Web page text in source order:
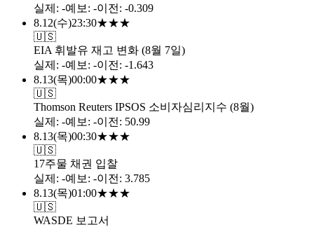
실제 : -예보 : -이전 : -0.309
8.12(수)23:30★★★
🇺🇸
EIA 휘발유 재고 변화 (8월 7일)
실제 : -예보 : -이전 : -1.643
8.13(목)00:00★★★
🇺🇸
Thomson Reuters IPSOS 소비자심리지수 (8월)
실제 : -예보 : -이전 : 50.99
8.13(목)00:30★★★
🇺🇸
17주물 채권 입찰
실제 : -예보 : -이전 : 3.785
8.13(목)01:00★★★
🇺🇸
WASDE 보고서